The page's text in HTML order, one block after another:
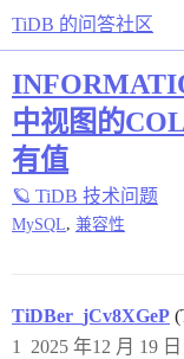
TiDB 的问答社区
中视图的
有值
🪐 TiDB 技术问题
MySQL 兼容性
TiDBer_jCv8XGeP
2025 年12 月 19
1